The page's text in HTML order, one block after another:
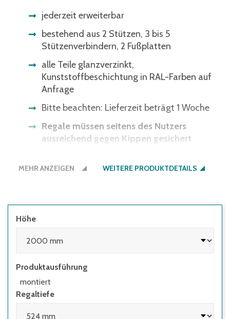
jederzeit erweiterbar
bestehend aus 2 Stützen, 3 bis 5
Stützenverbindern, 2 Fußplatten
alle Teile glanzverzinkt,
Kunststoffbeschichtung in RAL-Farben auf
Anfrage
Bitte beachten: Lieferzeit beträgt 1 Woche
Regale müssen seitens des Nutzers
ausreichend gegen Kippen gesichert
• wenn Regale mit herausziehbaren
Leitern eingesetzt werden
MEHR ANZEIGEN WEITERE PRODUKTDETAILS
Höhe
Produktausführung
montiert
Regaltiefe